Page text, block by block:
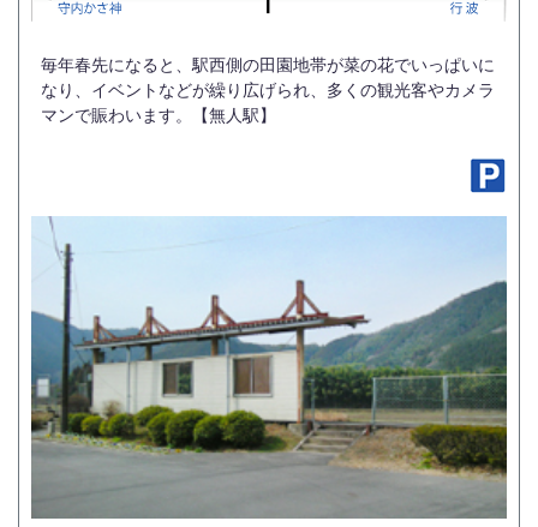
毎年春先になると、駅西側の田園地帯が菜の花でいっぱいに
なり、イベントなどが繰り広げられ、多くの観光客やカメラ
マンで賑わいます。【無人駅】